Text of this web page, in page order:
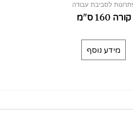
לסביבת עבודה
קורה 160 ס"מ
מידע נוסף